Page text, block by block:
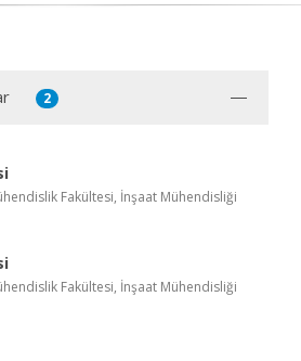
2
Fakültesi, İnşaat Mühendisliği
Fakültesi, İnşaat Mühendisliği